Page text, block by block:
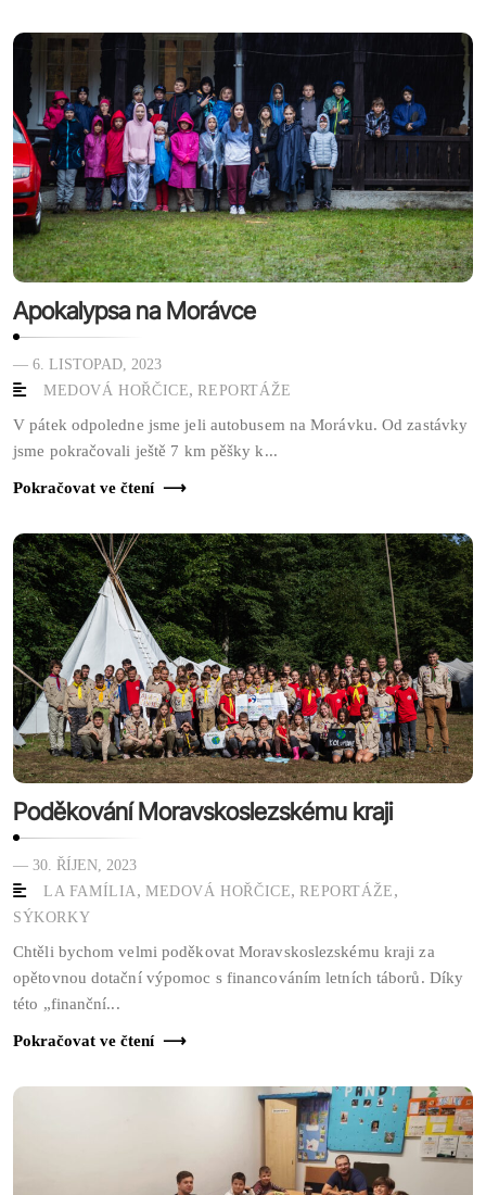
Apokalypsa na Morávce
— 6. LISTOPAD, 2023
MEDOVÁ HOŘČICE,REPORTÁŽE
V pátek odpoledne jsme jeli autobusem na Morávku. Od zastávky
jsme pokračovali ještě 7 km pěšky k...
Pokračovat ve čtení
Poděkování Moravskoslezskému kraji
— 30. ŘÍJEN, 2023
LA FAMÍLIA, MEDOVÁ HOŘČICE,REPORTÁŽE ,
SÝKORKY
Chtěli bychom velmi poděkovat Moravskoslezskému kraji za
opětovnou dotační výpomoc s financováním letních táborů. Díky
této „finanční...
Pokračovat ve čtení